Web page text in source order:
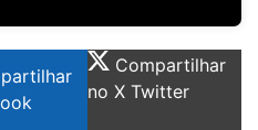
Compartilhar
no X Twitter